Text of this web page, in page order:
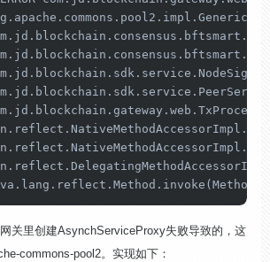
关里创建AsynchServiceProxy失败导致的，这
commons-pool2。实现如下：